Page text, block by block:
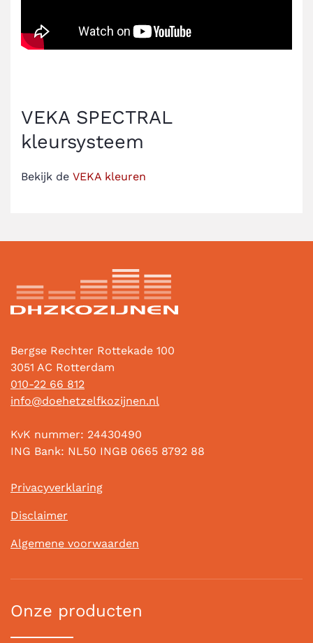
VEKA SPECTRAL
kleursysteem
Bekijk de VEKA kleuren
Bergse Rechter Rottekade 100
3051 AC Rotterdam
010-22 66 812
info@doehetzelfkozijnen.nl
KvK nummer: 24430490
ING Bank: NL50 INGB 0665 8792 88
Privacyverklaring
Disclaimer
Algemene voorwaarden
Onze producten